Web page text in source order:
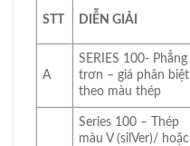
STT DIỄN GIẢI
A
SERIES 100- Phẳng
trơn – giá phân biệt
theo màu thép
Series 100 – Thép
màu V (silVer)/ hoặc